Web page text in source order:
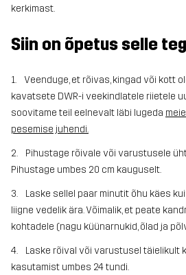
kerkimast.
Siin on õpetus selle
1. Veenduge, et rõivas, kingad või kott
kavatsete DWR-i veekindlatele riietele
soovitame teil eelnevalt läbi lugeda
pesemise juhendi.
2. Pihustage rõivale või varustusele
Pihustage umbes 20 cm kauguselt.
3. Laske sellel paar minutit õhu käes
liigne vedelik ära. Võimalik, et peate
kohtadele (nagu küünarnukid, õlad ja
4. Laske rõival või varustusel täielikult
kasutamist umbes 24 tundi.